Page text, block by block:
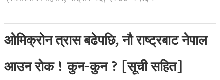
ओमिक्रोन त्रास बढेपछि, नौ राष्ट्रबाट नेपाल
आउन रोक ! कुन-कुन ? [सूची सहित]